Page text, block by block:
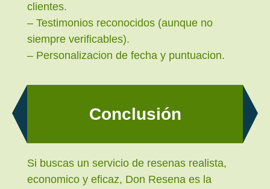
clientes.
– Testimonios reconocidos (aunque no
siempre verificables).
– Personalizacion de fecha y puntuacion.
Conclusión
Si buscas un servicio de resenas realista,
economico y eficaz, Don Resena es la